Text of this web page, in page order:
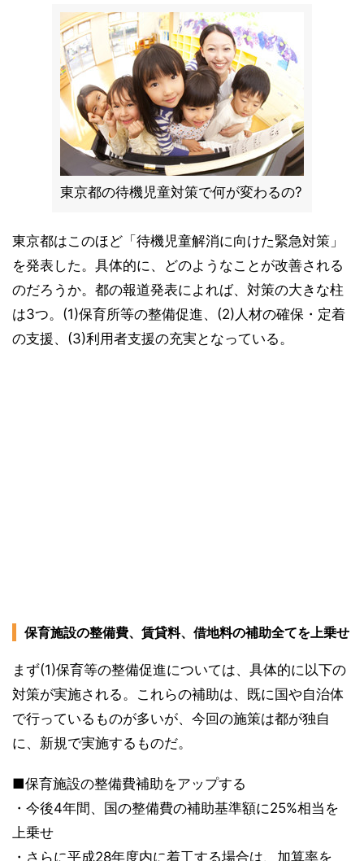
東京都の待機児童対策で何が変わるの?
東京都はこのほど「待機児童解消に向けた緊急対策」
を発表した。具体的に、どのようなことが改善される
のだろうか。都の報道発表によれば、対策の大きな柱
は3つ。(1)保育所等の整備促進、(2)人材の確保・定着
の支援、(3)利用者支援の充実となっている。
保育施設の整備費、賃貸料、借地料の補助全てを上乗せ
まず(1)保育等の整備促進については、具体的に以下の
対策が実施される。これらの補助は、既に国や自治体
で行っているものが多いが、今回の施策は都が独自
に、新規で実施するものだ。
■保育施設の整備費補助をアップする
・今後4年間、国の整備費の補助基準額に25%相当を
上乗せ
・さらに平成28年度内に着工する場合は、加算率を